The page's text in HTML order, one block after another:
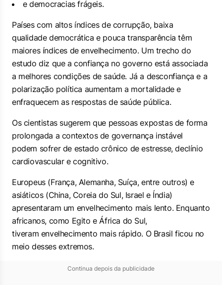
e democracias frágeis.
Países com altos índices de corrupção, baixa
qualidade democrática e pouca transparência têm
maiores índices de envelhecimento. Um trecho do
estudo diz que a confiança no governo está associada
a melhores condições de saúde. Já a desconfiança e a
polarização política aumentam a mortalidade e
enfraquecem as respostas de saúde pública.
Os cientistas sugerem que pessoas expostas de forma
prolongada a contextos de governança instável
podem sofrer de estado crônico de estresse, declínio
cardiovascular e cognitivo.
Europeus (França, Alemanha, Suíça, entre outros) e
asiáticos (China, Coreia do Sul, Israel e Índia)
apresentaram um envelhecimento mais lento. Enquanto
africanos, como Egito e África do Sul,
tiveram envelhecimento mais rápido. O Brasil ficou no
meio desses extremos.
Continua depois da publicidade